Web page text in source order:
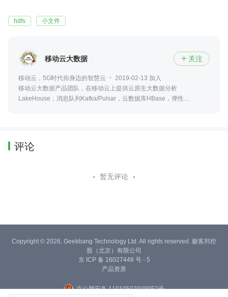
hdfs 小文件
移动云大数据  关注
移动云，5G时代你身边的智慧云
2019-02-13 加入
移动云大数据产品团队，在移动云上提供云原生大数据分析
LakeHouse，消息队列Kafka/Pulsar，云数据库HBase，弹性
评论
暂无评论
Copyright © 2026, Geekbang Technology Ltd. All rights reserved. 极客邦控
股（北京）有限公司
京 ICP 备 16027448 号 - 5
产品资质
京公网安备 11010502039052号